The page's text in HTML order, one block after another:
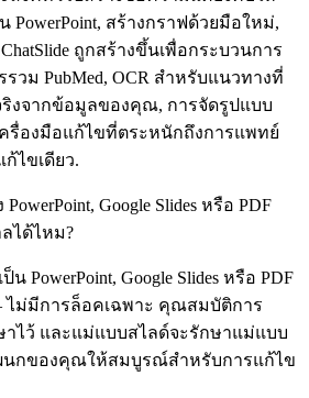
สร้างกราฟด้วยมือใหม่,
ถูกสร้างขึ้นเพื่อกระบวนการ
วม PubMed, OCR สำหรับแนวทางที่
งจากข้อมูลของคุณ, การจัดรูปแบบ
ครื่องมือแก้ไขที่ตระหนักถึงการแพทย์
ไขเดียว.
Google Slides หรือ PDF
ได้ไหม?
PowerPoint, Google Slides หรือ PDF
ไม่มีการล็อคเฉพาะ คุณสมบัติการ
ไว้ และแม่แบบสไลด์จะรักษาแม่แบบ
นกของคุณให้สมบูรณ์สำหรับการแก้ไข